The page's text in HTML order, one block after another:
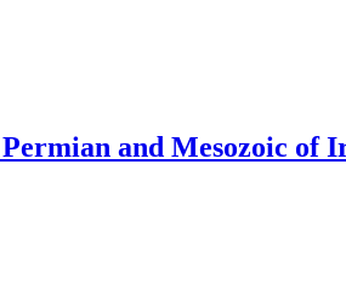
and Mesozoic of